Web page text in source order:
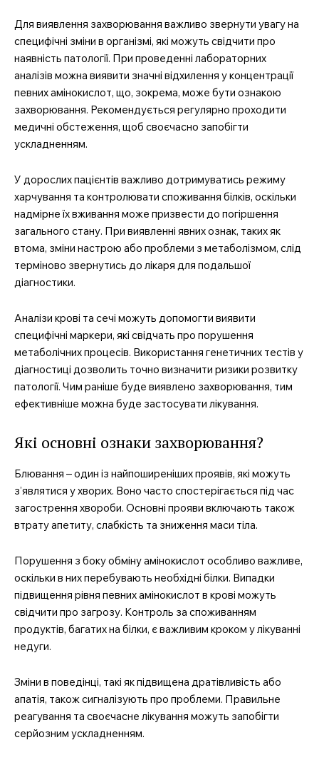
Для виявлення захворювання важливо звернути увагу на
специфічні зміни в організмі, які можуть свідчити про
наявність патології. При проведенні лабораторних
аналізів можна виявити значні відхилення у концентрації
певних амінокислот, що, зокрема, може бути ознакою
захворювання. Рекомендується регулярно проходити
медичні обстеження, щоб своєчасно запобігти
ускладненням.
У дорослих пацієнтів важливо дотримуватись режиму
харчування та контролювати споживання білків, оскільки
надмірне їх вживання може призвести до погіршення
загального стану. При виявленні явних ознак, таких як
втома, зміни настрою або проблеми з метаболізмом, слід
терміново звернутись до лікаря для подальшої
діагностики.
Аналізи крові та сечі можуть допомогти виявити
специфічні маркери, які свідчать про порушення
метаболічних процесів. Використання генетичних тестів у
діагностиці дозволить точно визначити ризики розвитку
патології. Чим раніше буде виявлено захворювання, тим
ефективніше можна буде застосувати лікування.
Які основні ознаки захворювання?
Блювання – один із найпоширеніших проявів, які можуть
з’являтися у хворих. Воно часто спостерігається під час
загострення хвороби. Основні прояви включають також
втрату апетиту, слабкість та зниження маси тіла.
Порушення з боку обміну амінокислот особливо важливе,
оскільки в них перебувають необхідні білки. Випадки
підвищення рівня певних амінокислот в крові можуть
свідчити про загрозу. Контроль за споживанням
продуктів, багатих на білки, є важливим кроком у лікуванні
недуги.
Зміни в поведінці, такі як підвищена дратівливість або
апатія, також сигналізують про проблеми. Правильне
реагування та своєчасне лікування можуть запобігти
серйозним ускладненням.